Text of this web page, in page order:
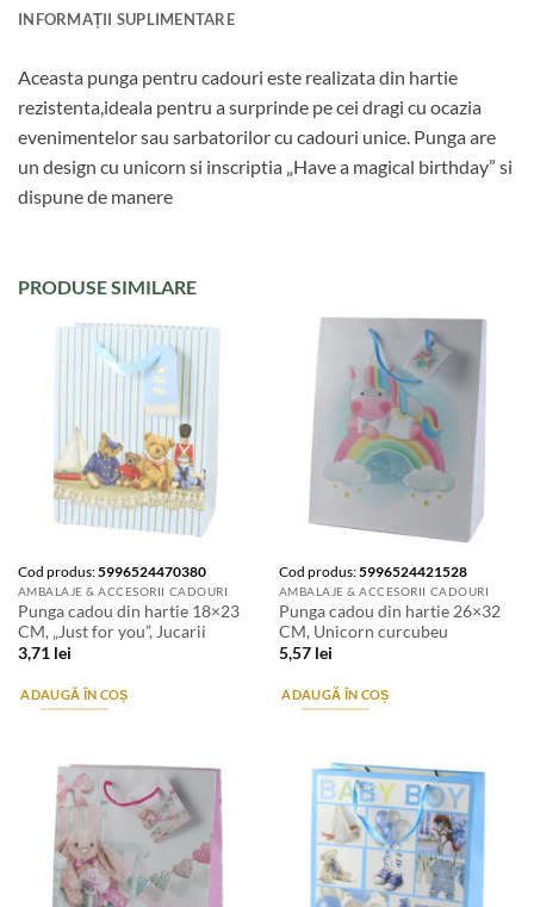
INFORMAȚII SUPLIMENTARE
Aceasta punga pentru cadouri este realizata din hartie
rezistenta,ideala pentru a surprinde pe cei dragi cu ocazia
evenimentelor sau sarbatorilor cu cadouri unice. Punga are
un design cu unicorn si inscriptia „Have a magical birthday” si
dispune de manere
PRODUSE SIMILARE
Cod produs:5996524470380
AMBALAJE & ACCESORII CADOURI
Punga cadou din hartie 18×23
CM, „Just for you”, Jucarii
3,71 lei
ADAUGĂ ÎN COȘ
Cod produs:5996524421528
AMBALAJE & ACCESORII CADOURI
Punga cadou din hartie 26×32
CM, Unicorn curcubeu
5,57 lei
ADAUGĂ ÎN COȘ